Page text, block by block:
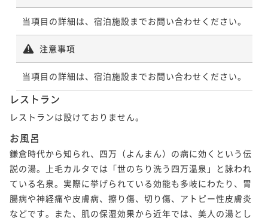
当項目の詳細は、宿泊施設までお問い合わせください。
注意事項
当項目の詳細は、宿泊施設までお問い合わせください。
レストラン
レストランは設けておりません。
お風呂
鎌倉時代から知られ、四万（よんまん）の病に効くという伝
説の湯。上毛カルタでは「世のちり洗う四万温泉」と詠われ
ている名泉。実際に挙げられている効能も多岐にわたり、胃
腸病や神経痛や皮膚病、擦り傷、切り傷、アトピー性皮膚炎
などです。また、肌の保湿効果から近年では、美人の湯とし